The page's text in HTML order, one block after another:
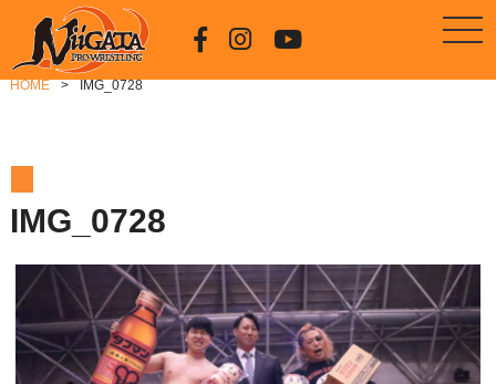
HOME IMG_0728
IMG_0728